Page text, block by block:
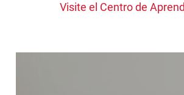
Visite el Centro de